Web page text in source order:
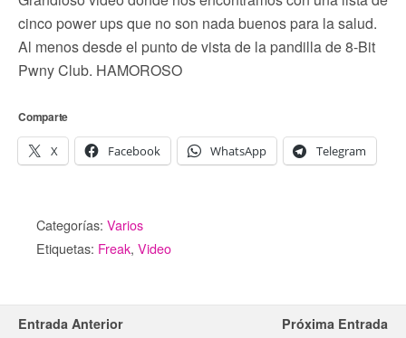
cinco power ups que no son nada buenos para la salud.
Al menos desde el punto de vista de la pandilla de 8-Bit
Pwny Club. HAMOROSO
Comparte
X Facebook WhatsApp Telegram
Categorías: Varios
Etiquetas: Freak, Video
Entrada Anterior Próxima Entrada